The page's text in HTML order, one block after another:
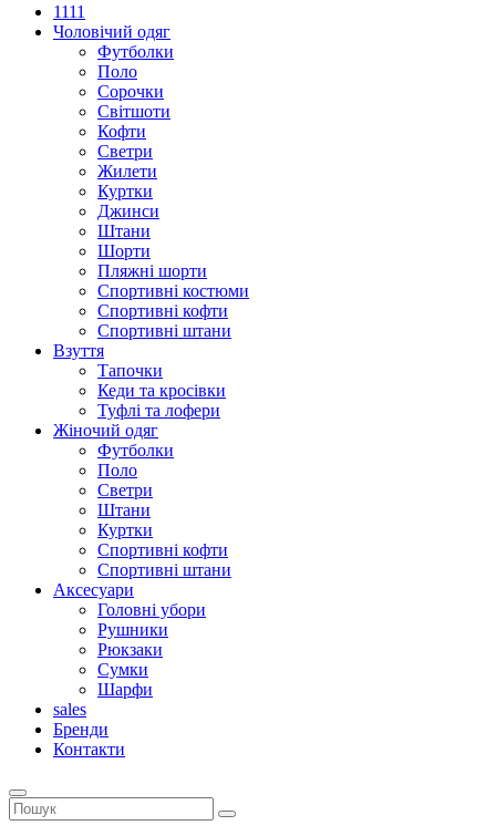
1111
Чоловічий одяг
Футболки
Поло
Сорочки
Світшоти
Кофти
Светри
Жилети
Куртки
Джинси
Штани
Шорти
Пляжні шорти
Спортивні костюми
Спортивні кофти
Спортивні штани
Взуття
Тапочки
Кеди та кросівки
Туфлі та лофери
Жіночий одяг
Футболки
Поло
Светри
Штани
Куртки
Cпортивні кофти
Спортивні штани
Аксесуари
Головні убори
Рушники
Рюкзаки
Сумки
Шарфи
sales
Бренди
Контакти